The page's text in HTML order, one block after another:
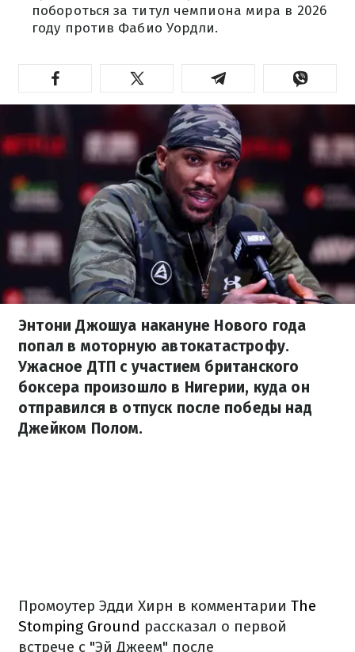
побороться за титул чемпиона мира в 2026
году против Фабио Уордли.
Энтони Джошуа накануне Нового года
попал в моторную автокатастрофу.
Ужасное ДТП с участием британского
боксера произошло в Нигерии, куда он
отправился в отпуск после победы над
Джейком Полом.
Промоутер Эдди Хирн в комментарии The
Stomping Ground рассказал о первой
встрече с "Эй Джеем" после